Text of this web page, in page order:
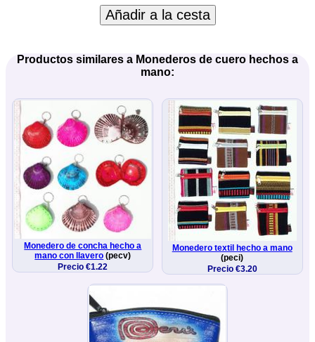
Añadir a la cesta
Productos similares a Monederos de cuero hechos a
mano:
Monedero de concha hecho a
mano con llavero (pecv)
Precio €1.22
Monedero textil hecho a mano
(peci)
Precio €3.20